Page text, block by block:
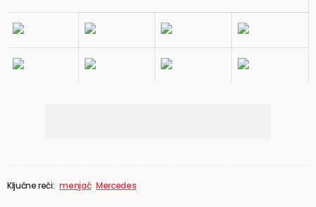
Ključne reči: menjač Mercedes